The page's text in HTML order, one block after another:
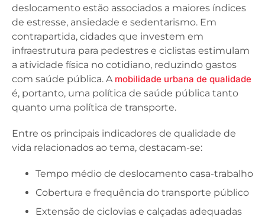
deslocamento estão associados a maiores índices
de estresse, ansiedade e sedentarismo. Em
contrapartida, cidades que investem em
infraestrutura para pedestres e ciclistas estimulam
a atividade física no cotidiano, reduzindo gastos
com saúde pública. A mobilidade urbana de qualidade
é, portanto, uma política de saúde pública tanto
quanto uma política de transporte.
Entre os principais indicadores de qualidade de
vida relacionados ao tema, destacam-se:
Tempo médio de deslocamento casa-trabalho
Cobertura e frequência do transporte público
Extensão de ciclovias e calçadas adequadas